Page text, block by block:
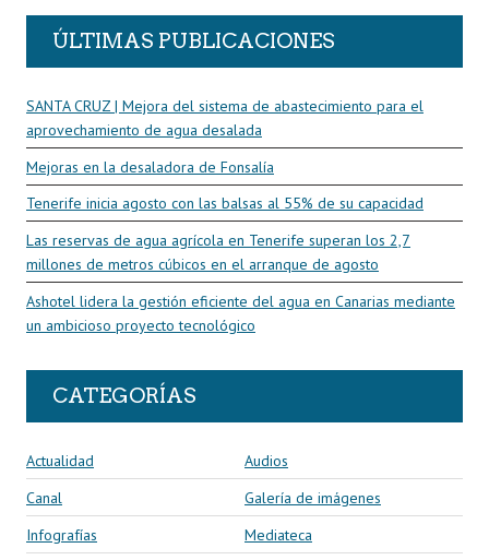
ÚLTIMAS PUBLICACIONES
SANTA CRUZ | Mejora del sistema de abastecimiento para el
aprovechamiento de agua desalada
Mejoras en la desaladora de Fonsalía
Tenerife inicia agosto con las balsas al 55% de su capacidad
Las reservas de agua agrícola en Tenerife superan los 2,7
millones de metros cúbicos en el arranque de agosto
Ashotel lidera la gestión eficiente del agua en Canarias mediante
un ambicioso proyecto tecnológico
CATEGORÍAS
Actualidad
Audios
Canal
Galería de imágenes
Infografías
Mediateca